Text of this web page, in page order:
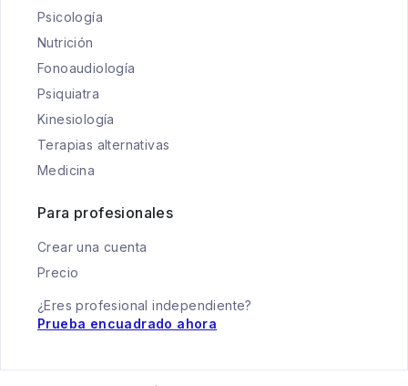
Psicología
Nutrición
Fonoaudiología
Psiquiatra
Kinesiología
Terapias alternativas
Medicina
Para profesionales
Crear una cuenta
Precio
¿Eres profesional independiente?
Prueba encuadrado ahora